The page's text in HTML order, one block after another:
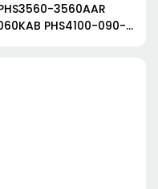
3560AAR
PHS4100-090-